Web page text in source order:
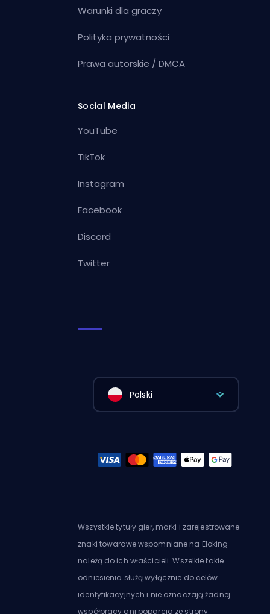
Warunki dla graczy
Polityka prywatności
Prawa autorskie / DMCA
Social Media
YouTube
TikTok
Instagram
Facebook
Discord
Twitter
Polski
Wszystkie tytuły gier, marki i zarejestrowane
znaki towarowe wspomniane na Eloking
należą do ich właścicieli. Wszelkie takie
odniesienia służą wyłącznie do celów
identyfikacyjnych i nie oznaczają żadnej
współpracy ani poparcia ze strony